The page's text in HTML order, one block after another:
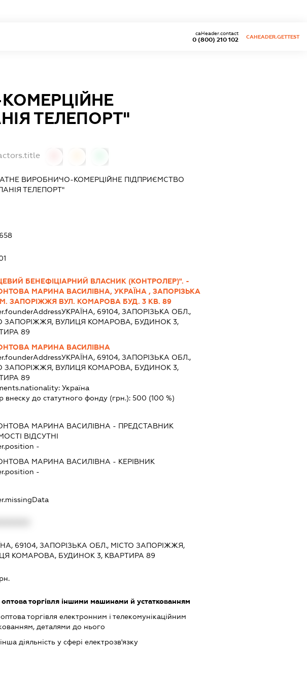
0 (800) 210 102
caHeader.contact
CAHEADER.GETTEST
ТЕЛЕПОРТ"
ВИРОБНИЧО-КОМЕРЦІЙНЕ ПІДПРИЄМСТВО
ТЕЛЕПОРТ"
БЕНЕФІЦІАРНИЙ ВЛАСНИК (КОНТРОЛЕР)". -
МАРИНА ВАСИЛІВНА, УКРАЇНА , ЗАПОРІЗЬКА
ЗАПОРІЖЖЯ ВУЛ. КОМАРОВА БУД. 3 КВ. 89
УКРАЇНА, 69104, ЗАПОРІЗЬКА ОБЛ.,
ЗАПОРІЖЖЯ, ВУЛИЦЯ КОМАРОВА, БУДИНОК 3,
89
МАРИНА ВАСИЛІВНА
УКРАЇНА, 69104, ЗАПОРІЗЬКА ОБЛ.,
ЗАПОРІЖЖЯ, ВУЛИЦЯ КОМАРОВА, БУДИНОК 3,
89
Україна
внеску до статутного фонду (грн.): 500 (100 %)
МАРИНА ВАСИЛІВНА - ПРЕДСТАВНИК
ВІДСУТНІ
-
МАРИНА ВАСИЛІВНА - КЕРІВНИК
-
69104, ЗАПОРІЗЬКА ОБЛ., МІСТО ЗАПОРІЖЖЯ,
КОМАРОВА, БУДИНОК 3, КВАРТИРА 89
торгівля іншими машинами й устаткованням
торгівля електронним і телекомунікаційним
деталями до нього
діяльність у сфері електрозв'язку